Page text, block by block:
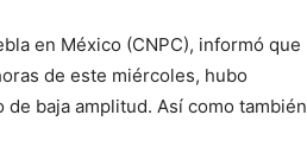
en México (CNPC), informó que
de este miércoles, hubo
baja amplitud. Así como también